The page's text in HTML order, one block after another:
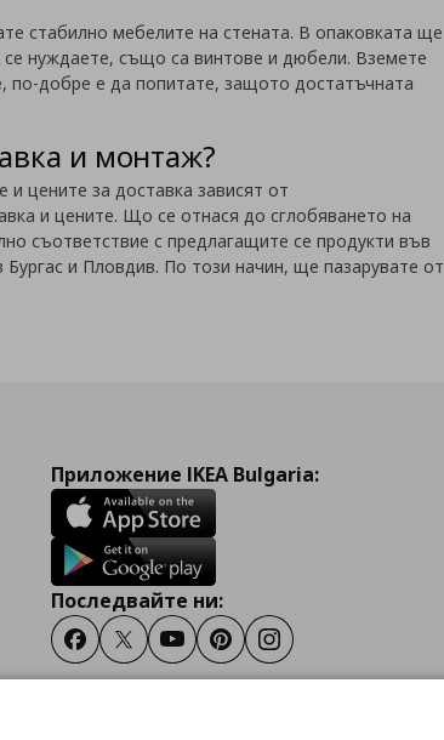
стабилно мебелите на стената. В опаковката ще
нуждаете, също са винтове и дюбели. Вземете
добре е да попитате, защото достатъчната
и монтаж?
и цените за доставка зависят от
и цените. Що се отнася до сглобяването на
съответствие с предлагащите се продукти във
и Пловдив. По този начин, ще пазарувате от
Приложение IKEA Bulgaria:
Последвайте ни:
FacebookTwitterYoutubePinterestInstagram